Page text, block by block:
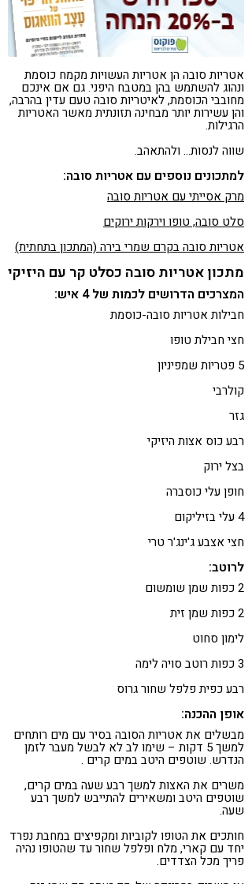
אטריות סובה הן אטריות העשויות מקמח כוסמת
ונהוג להשתמש בהן במטבח היפני. גם אם אינכם
מחובבי הכוסמת, לאיטריות סובה טעם עדין בהרבה,
והן עשירות יותר מבחינה תזונתית מאשר האטריות
הרגילות.
שווה לנסות… ולהתאהב.
למתכונים נוספים עם אטריות סובה:
מרק אסייתי עם אטריות סובה
סלט סובה, טופו וירקות ירוקים
אטריות סובה בקרם שמרי בירה (המתכון בתחתית)
מתכון אטריות סובה כסלט קר עם היזיקי
המצרכים הדרושים לכמות של 4 איש:
חבילות אטריות סובה-כוסמת
חצי חבילת טופו
5 פטריות שמפיניון
קולרבי
גזר
רבע כוס אצות היזיקי
בצל ירוק
חופן עלי כוסברה
4 עלי בזיליקום
חצי אצבע ג'ינג'ר טרי
לרוטב:
2 כפות שמן שומשום
2 כפות שמן זית
לימון סחוט
3 כפות רוטב סויה לימה
רבע כפית פלפל שחור גרוס
אופן ההכנה:
מבשלים את אטריות הסובה בסיר עם מים רותחים
למשך 5 דקות – שימו לב לא לבשל מעבר לזמן
הנדרש. שוטפים היטב במים קרים .
משרים את האצות למשך רבע שעה במים קרים,
שוטפים היטב ומשאירים להתייבש למשך רבע
שעה.
חותכים את הטופו לקוביות ומקפיצים במחבת נפרד
יחד עם קארי, מלח ופלפל שחור עד שהטופו נהיה
פריך מכל הצדדים.